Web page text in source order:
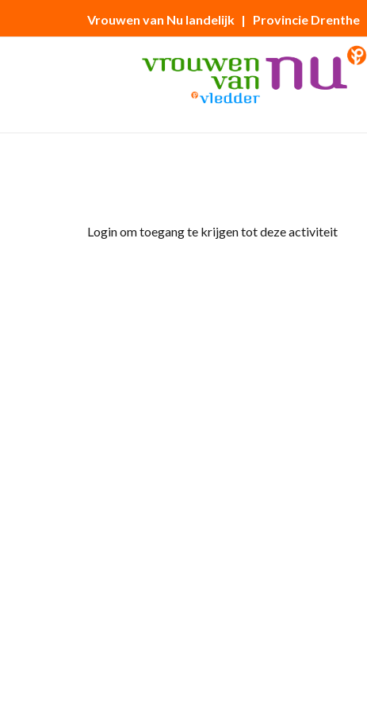
Vrouwen van Nu landelijk | Provincie Drenthe
Login om toegang te krijgen tot deze activiteit